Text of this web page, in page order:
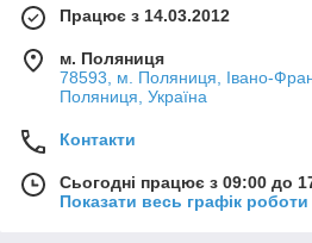
- харчові (КО, ХС, УР);
- флуоресцентні (АС);
- Корабельні (ХС, ЕП,
- ґрунтові покриття
- рідкий цинк (ЕП, КО,
- шпаклівки (ЕП, ПФ, ХВ);
Працює з 14.03.2012
м. Поляниця
78593, м. Поляниця, Івано-
Поляниця, Україна
Контакти
Сьогодні працює з 09:00 до
Показати весь графік роботи